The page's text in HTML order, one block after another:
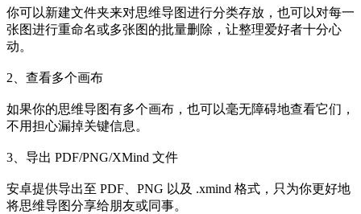
你可以新建文件夹来对思维导图进行分类存放，也可以对每一
张图进行重命名或多张图的批量删除，让整理爱好者十分心
动。
2、查看多个画布
如果你的思维导图有多个画布，也可以毫无障碍地查看它们，
不用担心漏掉关键信息。
3、导出 PDF/PNG/XMind 文件
安卓提供导出至 PDF、PNG 以及 .xmind 格式，只为你更好地
将思维导图分享给朋友或同事。